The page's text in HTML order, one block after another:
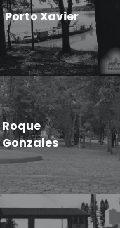
Porto Xavier
Roque
Gonzales